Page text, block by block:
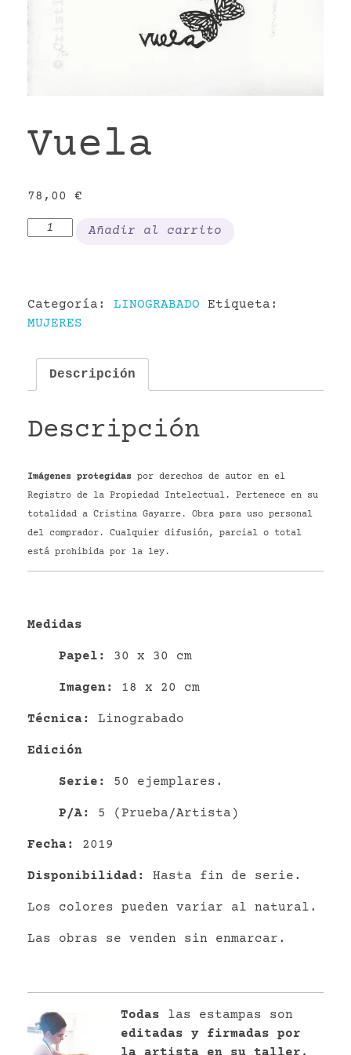
Vuela
78,00 €
Vuela
Añadir al carrito
Categoría: LINOGRABADO
Etiqueta:
MUJERES
Descripción
Descripción
Imágenes protegidas por derechos de autor en el
Registro de la Propiedad Intelectual. Pertenece en su
totalidad a Cristina Gayarre. Obra para uso personal
del comprador. Cualquier difusión, parcial o total
está prohibida por la ley.
Medidas
Papel : 30 x 30 cm
Imagen: 18 x 20 cm
Técnica: Linograbado
Edición
Serie: 50 ejemplares.
P/A: 5 (Prueba/Artista)
Fecha: 2019
Disponibilidad: Hasta fin de serie.
Los colores pueden variar al natural.
Las obras se venden sin enmarcar.
Todas las estampas son
editadas y firmadas por